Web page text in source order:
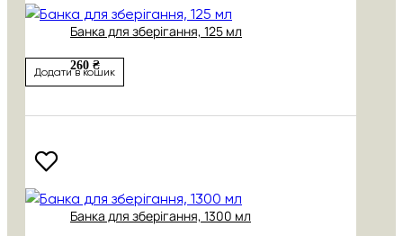
Банка для зберігання, 125 мл
260 ₴
Додати в кошик
Банка для зберігання, 1300 мл